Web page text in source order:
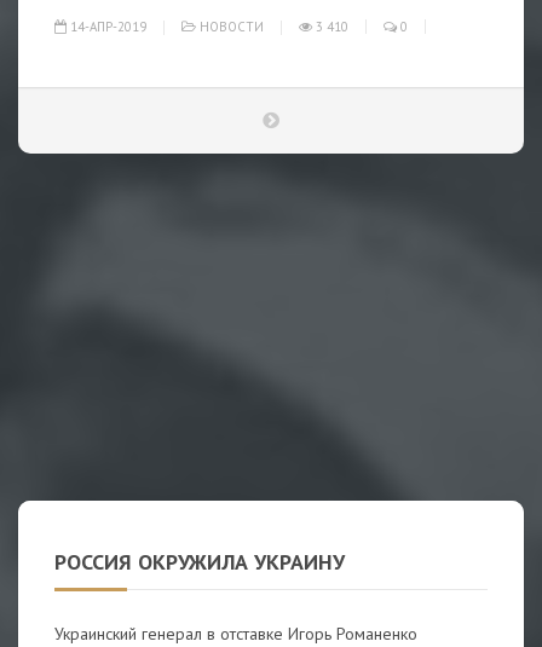
14-АПР-2019 НОВОСТИ 3 410 0
РОССИЯ ОКРУЖИЛА УКРАИНУ
Украинский генерал в отставке Игорь Романенко